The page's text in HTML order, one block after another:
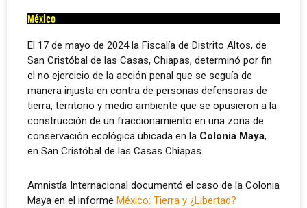
México
El 17 de mayo de 2024 la Fiscalía de Distrito Altos, de
San Cristóbal de las Casas, Chiapas, determinó por fin
el no ejercicio de la acción penal que se seguía de
manera injusta en contra de personas defensoras de
tierra, territorio y medio ambiente que se opusieron a la
construcción de un fraccionamiento en una zona de
conservación ecológica ubicada en la Colonia Maya,
en San Cristóbal de las Casas Chiapas.
Amnistía Internacional documentó el caso de la Colonia
Maya en el informe México: Tierra y ¿Libertad?